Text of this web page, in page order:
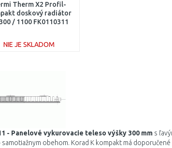
Therm X2 Profil-
doskový radiátor
/ 1100 FK0110311
NIE JE SKLADOM
- Panelové vykurovacie teleso výšky 300 mms
samotiažnym obehom. Korad K kompakt má